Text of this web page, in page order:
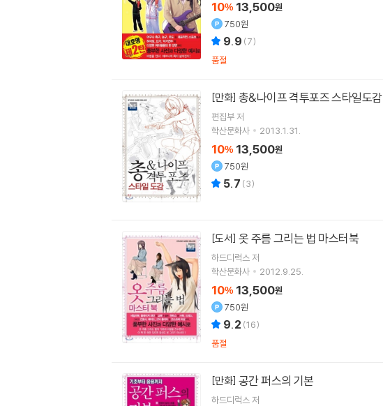
10% 13,500원
750원
9.9 (7)
품절
[만화] 총&나이프 격투포즈 스타일도감
편집부 저
학산문화사
2013.1.31.
10% 13,500원
750원
5.7 (3)
[도서] 옷 주름 그리는 법 마스터북
하드디럭스 저
학산문화사
2012.9.25.
10% 13,500원
750원
9.2 (16)
품절
[만화] 공간 퍼스의 기본
하드디럭스 저